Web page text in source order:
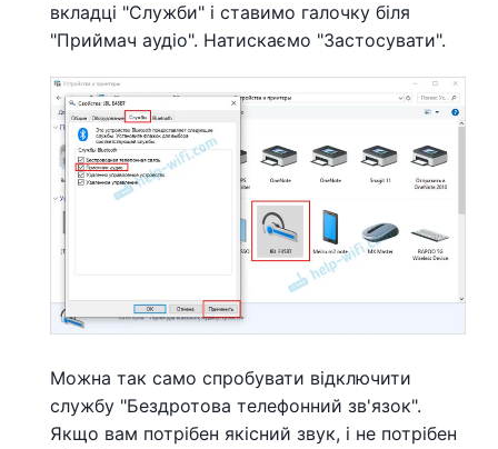
вкладці "Служби" і ставимо галочку біля
"Приймач аудіо". Натискаємо "Застосувати".
Можна так само спробувати відключити
службу "Бездротова телефонний зв'язок".
Якщо вам потрібен якісний звук, і не потрібен